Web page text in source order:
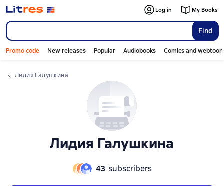
Find
Log in My Books
Promo code New releases Popular Audiobooks Comics and
Лидия Галушкина
Лидия Галушкина
43 subscribers